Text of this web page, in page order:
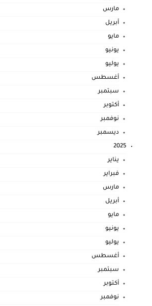
مارس
أبريل
مايو
يونيو
يوليو
أغسطس
سبتمبر
أكتوبر
نوفمبر
ديسمبر
2025
يناير
فبراير
مارس
أبريل
مايو
يونيو
يوليو
أغسطس
سبتمبر
أكتوبر
نوفمبر